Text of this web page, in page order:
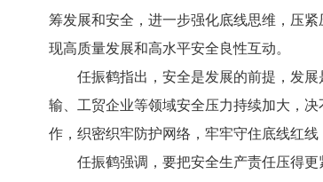
筹发展和安全，进一步强化底线思维，压
现高质量发展和高水平安全良性互动。
任振鹤指出，安全是发展的前提，发
输、工贸企业等领域安全压力持续加大，
作，织密织牢防护网络，牢牢守住底线红
任振鹤强调，要把安全生产责任压得更